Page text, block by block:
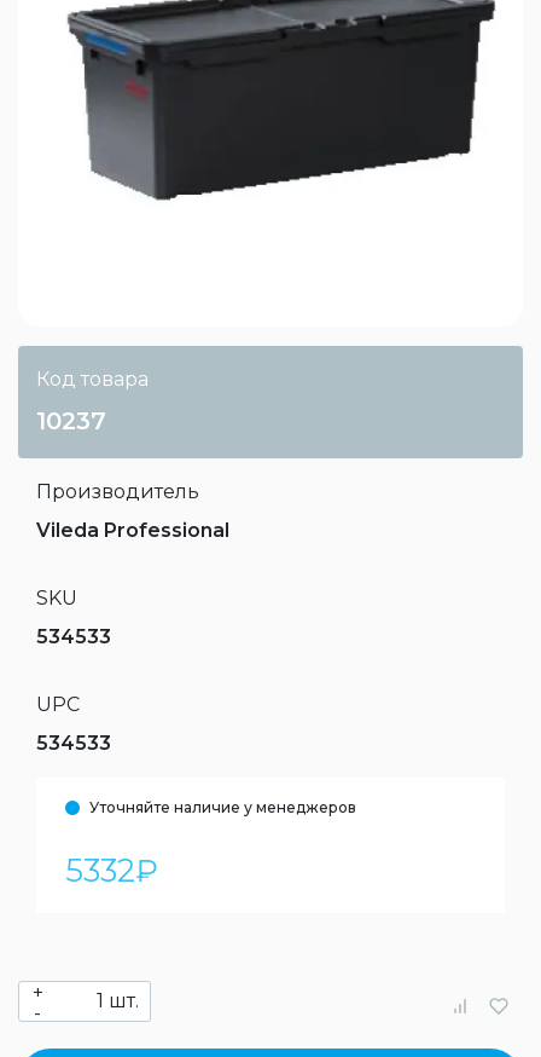
Код товара
10237
Производитель
Vileda Professional
SKU
534533
UPC
534533
Уточняйте наличие у менеджеров
5332₽
+
-
шт.